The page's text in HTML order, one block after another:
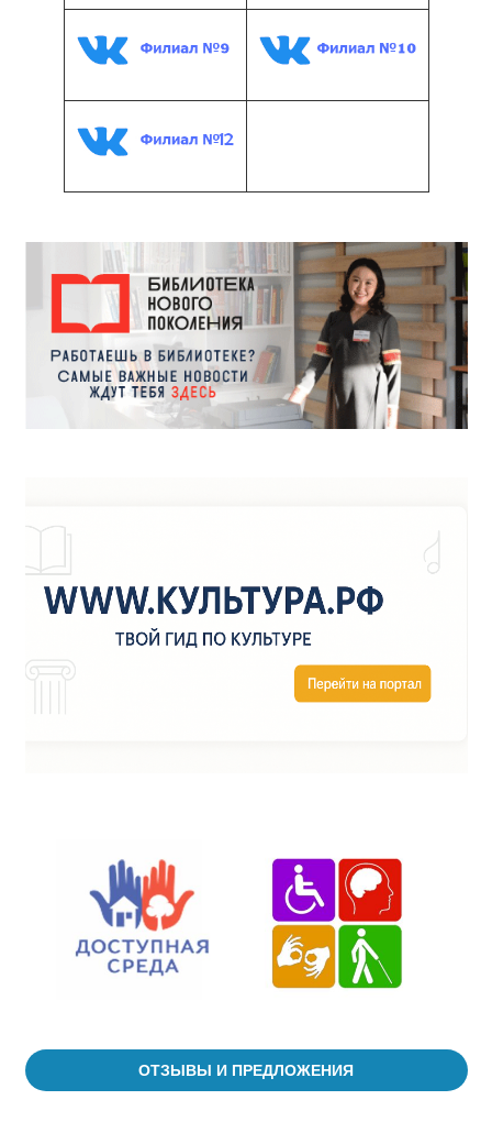
ОТЗЫВЫ И ПРЕДЛОЖЕНИЯ